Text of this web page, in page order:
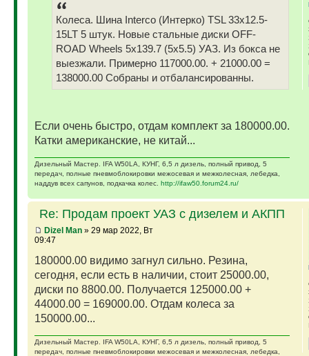
Колеса. Шина Interco (Интерко) TSL 33x12.5-
15LT 5 штук. Новые стальные диски OFF-
ROAD Wheels 5x139.7 (5x5.5) УАЗ. Из бокса не
выезжали. Примерно 117000.00. + 21000.00 =
138000.00 Собраны и отбалансированны.
Если очень быстро, отдам комплект за 180000.00.
Катки американские, не китай...
Дизельный Мастер. IFA W50LA, КУНГ, 6,5 л дизель, полный привод, 5
передач, полные пневмоблокировки межосевая и межколесная, лебедка,
наддув всех сапунов, подкачка колес. http://ifaw50.forum24.ru/
Re: Продам проект УАЗ с дизелем и АКПП
Dizel Man» 29 мар 2022, Вт
09:47
180000.00 видимо загнул сильно. Резина,
сегодня, если есть в наличии, стоит 25000.00,
диски по 8800.00. Получается 125000.00 +
44000.00 = 169000.00. Отдам колеса за
150000.00...
Дизельный Мастер. IFA W50LA, КУНГ, 6,5 л дизель, полный привод, 5
передач, полные пневмоблокировки межосевая и межколесная, лебедка,